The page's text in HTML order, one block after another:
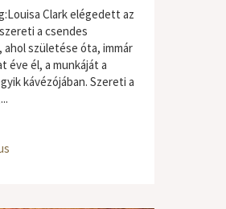
Clark elégedett az
a csendes
ahol születése óta, immár
éve él, a munkáját a
kávézójában. Szereti a